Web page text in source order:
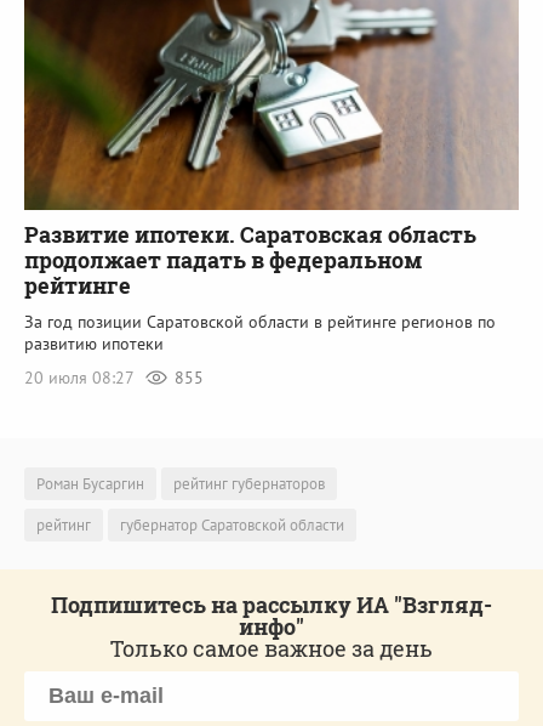
Развитие ипотеки. Саратовская область
продолжает падать в федеральном
рейтинге
За год позиции Саратовской области в рейтинге регионов по
развитию ипотеки
20 июля 08:27
855
Роман Бусаргин
рейтинг губернаторов
рейтинг
губернатор Саратовской области
Подпишитесь на рассылку ИА "Взгляд-
инфо"
Только самое важное за день